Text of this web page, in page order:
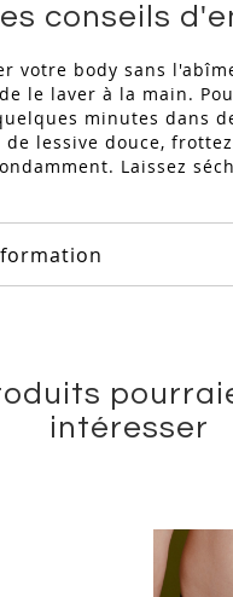
conseils
votre body sans
le laver à la main.
minutes dans
de lessive douce,
Laissez
intéresser